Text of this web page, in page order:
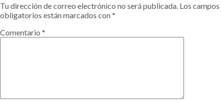
Tu dirección de correo electrónico no será publicada. Los campos
obligatorios están marcados con*
Comentario *